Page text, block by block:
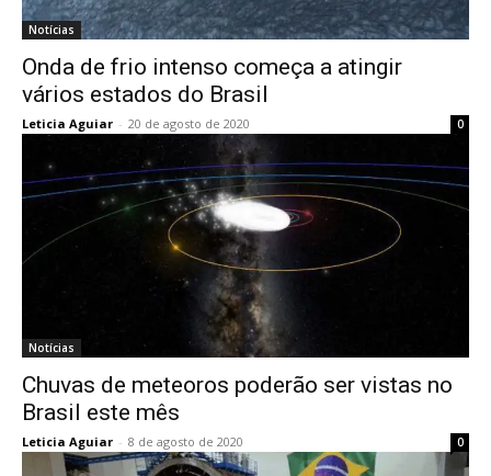
Notícias
Onda de frio intenso começa a atingir
vários estados do Brasil
Leticia Aguiar - 20 de agosto de 2020 0
Notícias
Chuvas de meteoros poderão ser vistas no
Brasil este mês
Leticia Aguiar - 8 de agosto de 2020 0